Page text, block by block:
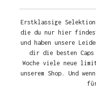
Erstklassige
die du nur hier
und haben unsere
dir die besten
Woche viele neue
unserem Shop. Und